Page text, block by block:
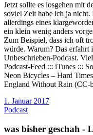
Jetzt sollte es losgehen mit
soviel Zeit habe ich ja nicht.
allerdings eines
ein klein wenig anders
Zum Beispiel, dass ich oft
würde. Warum? Das erfahrt
Unbeschrieben-Podcast.
Podcast-Feed ::: iTunes :::
Neon Bicycles – Hard
England Without Rain (CC-
1. Januar 2017
Podcast
was bisher geschah -